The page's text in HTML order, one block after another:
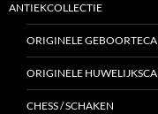
ANTIEKCOLLECTIE
ORIGINELE
ORIGINELE
CHESS / SCHAKEN